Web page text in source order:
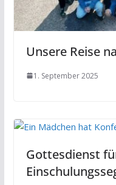
Unsere Reise
1. September 2025
Gottesdienst